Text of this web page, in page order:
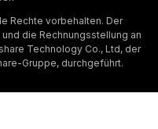
Rechte vorbehalten. Der
die Rechnungsstellung an
Technology Co., Ltd, der
Gruppe, durchgeführt.